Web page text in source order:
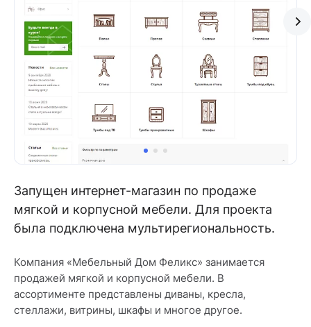
Запущен интернет-магазин по продаже
мягкой и корпусной мебели. Для проекта
была подключена мультирегиональность.
Компания «Мебельный Дом Феликс» занимается
продажей мягкой и корпусной мебели. В
ассортименте представлены диваны, кресла,
стеллажи, витрины, шкафы и многое другое.